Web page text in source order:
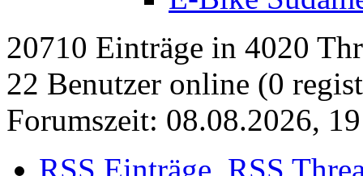
E-Bike
20710 Einträge in 4020
22 Benutzer online (0
Forumszeit: 08.08.2026,